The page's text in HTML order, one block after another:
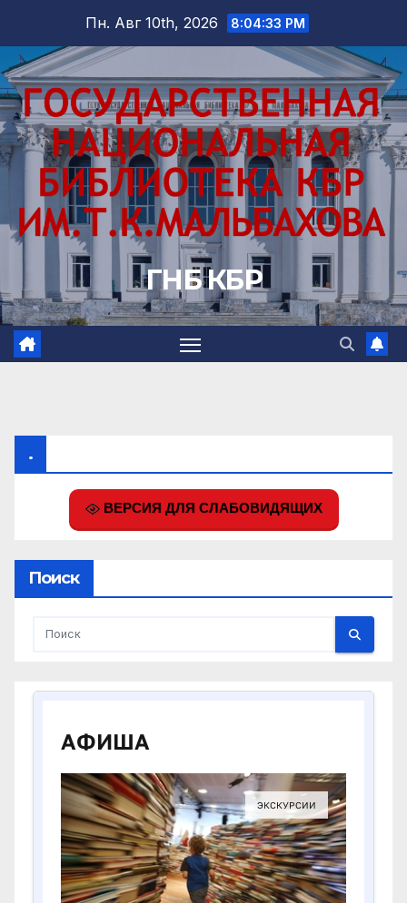
содержимому
Пн. Авг 10th, 2026 8:04:34 PM
ГНБ КБР
.
ВЕРСИЯ ДЛЯ СЛАБОВИДЯЩИХ
Поиск